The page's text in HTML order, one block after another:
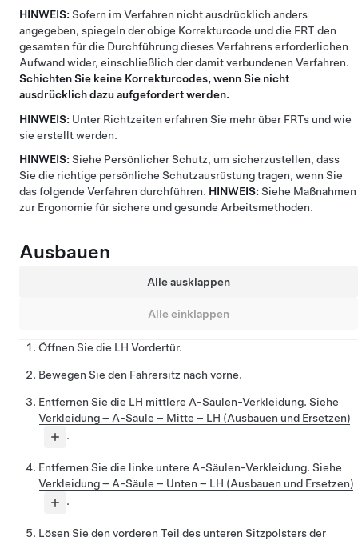
HINWEIS: Sofern im Verfahren nicht ausdrücklich anders
angegeben, spiegeln der obige Korrekturcode und die FRT den
gesamten für die Durchführung dieses Verfahrens erforderlichen
Aufwand wider, einschließlich der damit verbundenen Verfahren.
Schichten Sie keine Korrekturcodes, wenn Sie nicht
ausdrücklich dazu aufgefordert werden.
HINWEIS: Unter Richtzeiten erfahren Sie mehr über FRTs und wie
sie erstellt werden.
HINWEIS: Siehe Persönlicher Schutz, um sicherzustellen, dass
Sie die richtige persönliche Schutzausrüstung tragen, wenn Sie
das folgende Verfahren durchführen. HINWEIS: Siehe Maßnahmen
zur Ergonomie für sichere und gesunde Arbeitsmethoden.
Ausbauen
Alle ausklappen
Alle einklappen
Öffnen Sie die LH Vordertür.
Bewegen Sie den Fahrersitz nach vorne.
Entfernen Sie die LH mittlere A-Säulen-Verkleidung. Siehe
Verkleidung – A-Säule – Mitte – LH (Ausbauen und Ersetzen)
.
Entfernen Sie die linke untere A-Säulen-Verkleidung. Siehe
Verkleidung – A-Säule – Unten – LH (Ausbauen und Ersetzen)
.
Lösen Sie den vorderen Teil des unteren Sitzpolsters der